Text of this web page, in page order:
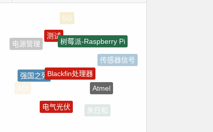
电源管理
测试
树莓派-Raspberry Pi
传感器信号
ADI
强国之列
Atmel
朱日和